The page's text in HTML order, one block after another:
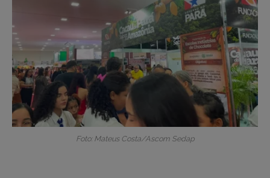
Foto: Mateus Costa/Ascom Sedap